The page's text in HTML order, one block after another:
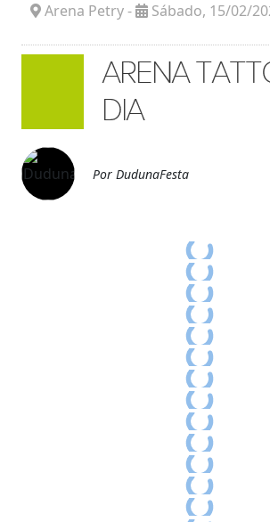
Arena Petry - Sábado, 15/02/
ARENA
DIA
Por DudunaFesta